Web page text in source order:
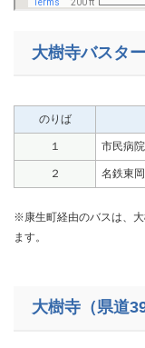
大樹寺バスタ
のりば
１ 市民病
２ 名鉄東
※康生町経由のバスは、
ます。
大樹寺（県道